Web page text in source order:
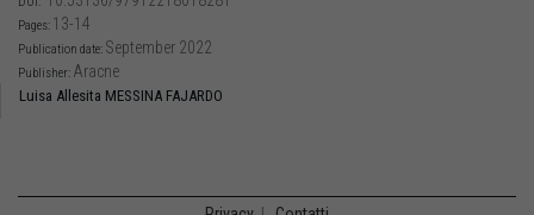
Pages: 13-14
Publication date: September 2022
Publisher: Aracne
Luisa Allesita MESSINA FAJARDO